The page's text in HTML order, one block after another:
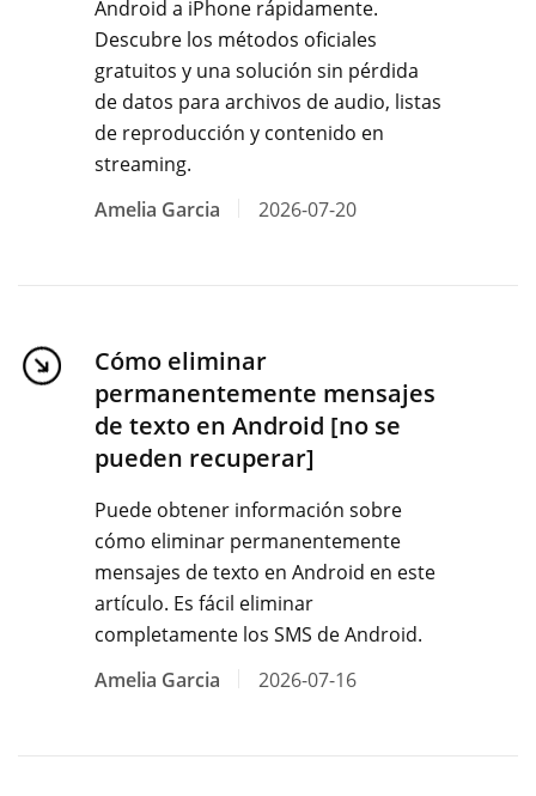
Android a iPhone rápidamente.
Descubre los métodos oficiales
gratuitos y una solución sin pérdida
de datos para archivos de audio, listas
de reproducción y contenido en
streaming.
Amelia Garcia
2026-07-20
Cómo eliminar
permanentemente mensajes
de texto en Android [no se
pueden recuperar]
Puede obtener información sobre
cómo eliminar permanentemente
mensajes de texto en Android en este
artículo. Es fácil eliminar
completamente los SMS de Android.
Amelia Garcia
2026-07-16